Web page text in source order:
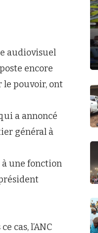
audiovisuel
encore
pouvoir, ont
a annoncé
général à
à une fonction
cas, l’ANC